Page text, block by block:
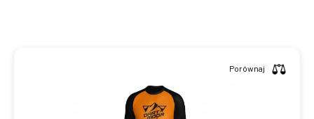
Porównaj